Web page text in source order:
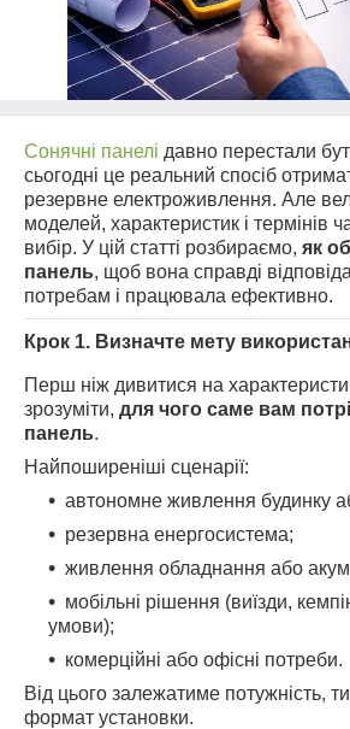
Сонячні панелі давно перестали
сьогодні це реальний спосіб
резервне електроживлення. Але
моделей, характеристик і термінів
вибір. У цій статті розбираємо, як
панель, щоб вона справді
потребам і працювала ефективно.
Крок 1. Визначте мету
Перш ніж дивитися на
зрозуміти, для чого саме вам
панель.
Найпоширеніші сценарії:
автономне живлення будинку
резервна енергосистема;
живлення обладнання або
мобільні рішення (виїзди,
умови);
комерційні або офісні потреби.
Від цього залежатиме потужність,
формат установки.